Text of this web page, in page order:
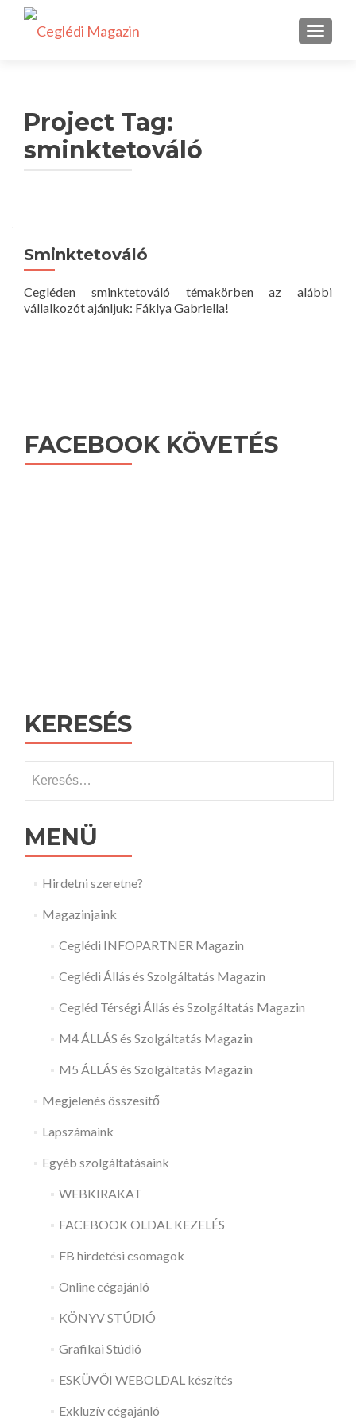
Project Tag:
sminktetováló
Sminktetováló
Cegléden sminktetováló témakörben az alábbi
vállalkozót ajánljuk: Fáklya Gabriella!
FACEBOOK KÖVETÉS
KERESÉS
MENÜ
Hirdetni szeretne?
Magazinjaink
Ceglédi INFOPARTNER Magazin
Ceglédi Állás és Szolgáltatás Magazin
Cegléd Térségi Állás és Szolgáltatás Magazin
M4 ÁLLÁS és Szolgáltatás Magazin
M5 ÁLLÁS és Szolgáltatás Magazin
Megjelenés összesítő
Lapszámaink
Egyéb szolgáltatásaink
WEBKIRAKAT
FACEBOOK OLDAL KEZELÉS
FB hirdetési csomagok
Online cégajánló
KÖNYV STÚDIÓ
Grafikai Stúdió
ESKÜVŐI WEBOLDAL készítés
Exkluzív cégajánló